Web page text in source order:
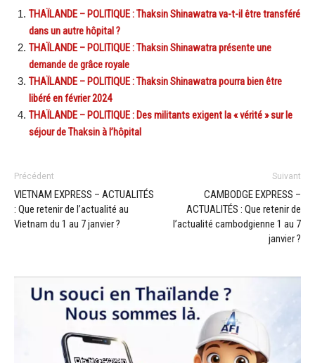
THAÏLANDE – POLITIQUE : Thaksin Shinawatra va-t-il être transféré
dans un autre hôpital ?
THAÏLANDE – POLITIQUE : Thaksin Shinawatra présente une
demande de grâce royale
THAÏLANDE – POLITIQUE : Thaksin Shinawatra pourra bien être
libéré en février 2024
THAÏLANDE – POLITIQUE : Des militants exigent la « vérité » sur le
séjour de Thaksin à l’hôpital
Précédent
VIETNAM EXPRESS – ACTUALITÉS
: Que retenir de l’actualité au
Vietnam du 1 au 7 janvier ?
Suivant
CAMBODGE EXPRESS –
ACTUALITÉS : Que retenir de
l’actualité cambodgienne 1 au 7
janvier ?